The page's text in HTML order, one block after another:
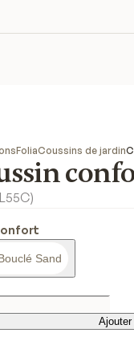
FoliaCoussins de jardin
)
Sand
Ajouter
Ajouter